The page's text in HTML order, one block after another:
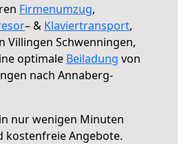
Firmenumzug,
– & Klaviertransport,
Villingen Schwenningen,
optimale Beiladung von
nach Annaberg-
in nur wenigen Minuten
kostenfreie Angebote.